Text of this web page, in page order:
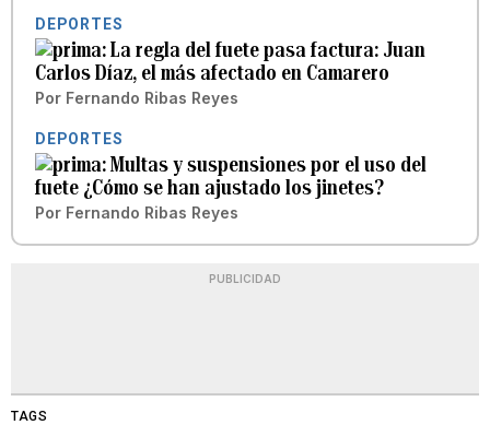
DEPORTES
La regla del fuete pasa factura: Juan
Carlos Díaz, el más afectado en Camarero
Por Fernando Ribas Reyes
DEPORTES
Multas y suspensiones por el uso del
fuete ¿Cómo se han ajustado los jinetes?
Por Fernando Ribas Reyes
PUBLICIDAD
TAGS